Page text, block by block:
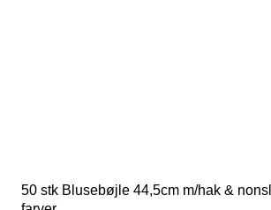
50 stk Blusebøjle 44,5cm m/hak &